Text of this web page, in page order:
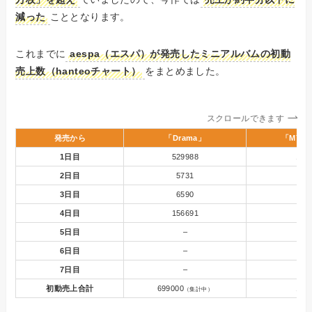
減った こととなります。
これまでに aespa（エスパ）が発売したミニアルバムの初動
売上数（hanteoチャート） をまとめました。
スクロールできます
発売から 「Drama」 「MY
1日目 529988
2日目 5731
3日目 6590
4日目 156691
5日目 –
6日目 –
7日目 –
初動売上合計 699000 （集計中）